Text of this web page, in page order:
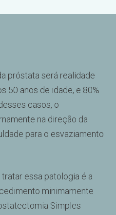
próstata será realidade
50 anos de idade, e 80%
casos, o
na direção da
para o esvaziamento
essa patologia é a
minimamente
Simples